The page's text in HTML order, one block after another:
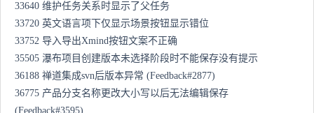
33640 维护任务关系时显示了父任务
33720 英文语言项下仅显示场景按钮显示错位
33752 导入导出Xmind按钮文案不正确
35505 瀑布项目创建版本未选择阶段时不能保存没有提示
36188 禅道集成svn后版本异常 (Feedback#2877)
36775 产品分支名称更改大小写以后无法编辑保存
(Feedback#3595)